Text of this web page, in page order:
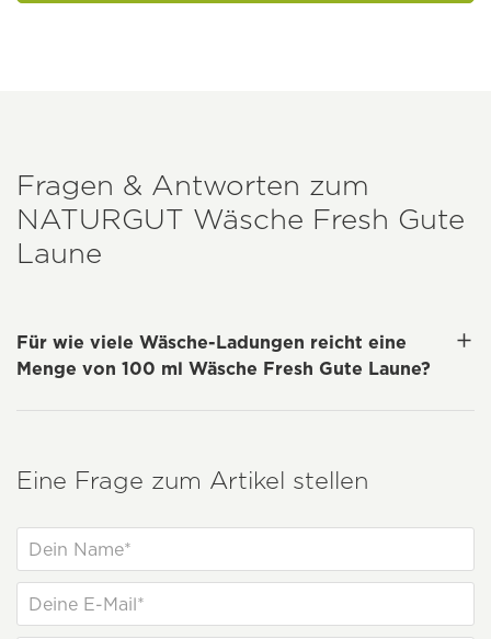
Fragen & Antworten zum
NATURGUT Wäsche Fresh Gute
Laune
Für wie viele Wäsche-Ladungen reicht eine
Menge von 100 ml Wäsche Fresh Gute Laune?
Eine Frage zum Artikel stellen